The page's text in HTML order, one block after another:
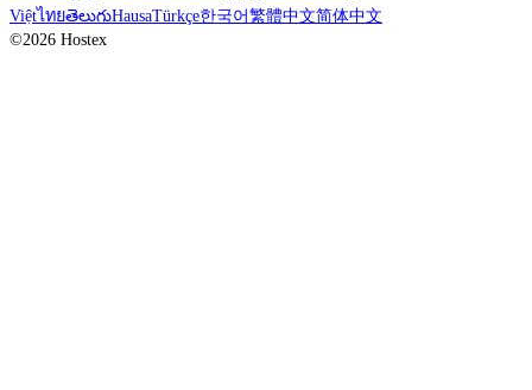
ViệtไทยతెలుగుHausaTürkçe한국어繁體中文简体中文
©2026 Hostex